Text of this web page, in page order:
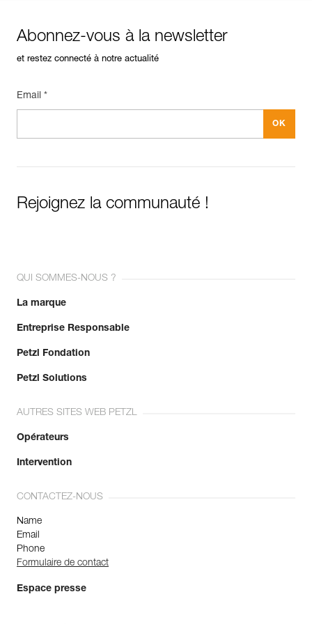
Télécharger le pdf Maintenance tips
FAQ
Abonnez-vous à la newsletter
et restez connecté à notre actualité
Email *
Rejoignez la communauté !
QUI SOMMES-NOUS ?
La marque
Entreprise Responsable
Petzl Fondation
Petzl Solutions
AUTRES SITES WEB PETZL
Opérateurs
Intervention
CONTACTEZ-NOUS
Name
Email
Phone
Formulaire de contact
Espace presse